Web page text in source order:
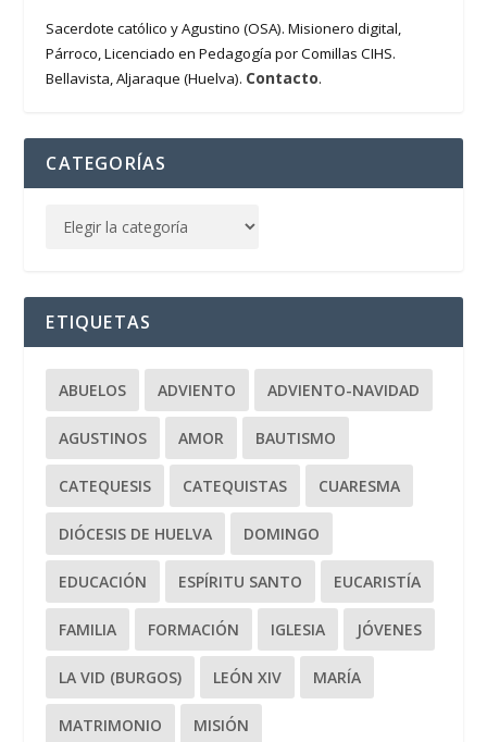
Sacerdote católico y Agustino (OSA). Misionero digital,
Párroco, Licenciado en Pedagogía por Comillas CIHS.
Bellavista, Aljaraque (Huelva). Contacto.
CATEGORÍAS
ETIQUETAS
ABUELOS ADVIENTO ADVIENTO-NAVIDAD
AGUSTINOS AMOR BAUTISMO
CATEQUESIS CATEQUISTAS CUARESMA
DIÓCESIS DE HUELVA DOMINGO
EDUCACIÓN ESPÍRITU SANTO EUCARISTÍA
FAMILIA FORMACIÓN IGLESIA JÓVENES
LA VID (BURGOS) LEÓN XIV MARÍA
MATRIMONIO MISIÓN